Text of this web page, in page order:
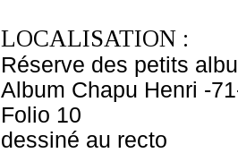
LOCALISATION :
Réserve des petits
Album Chapu Henri -
Folio 10
dessiné au recto